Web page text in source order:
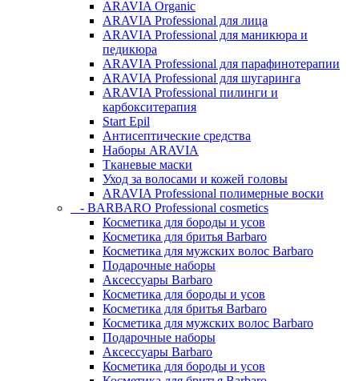
ARAVIA Organic
ARAVIA Professional для лица
ARAVIA Professional для маникюра и
педикюра
ARAVIA Professional для парафинотерапии
ARAVIA Professional для шугаринга
ARAVIA Professional пилинги и
карбокситерапия
Start Epil
Антисептические средства
Наборы ARAVIA
Тканевые маски
Уход за волосами и кожей головы
ARAVIA Professional полимерные воски
- BARBARO Professional cosmetics
Косметика для бороды и усов
Косметика для бритья Barbaro
Косметика для мужских волос Barbaro
Подарочные наборы
Аксессуары Barbaro
Косметика для бороды и усов
Косметика для бритья Barbaro
Косметика для мужских волос Barbaro
Подарочные наборы
Аксессуары Barbaro
Косметика для бороды и усов